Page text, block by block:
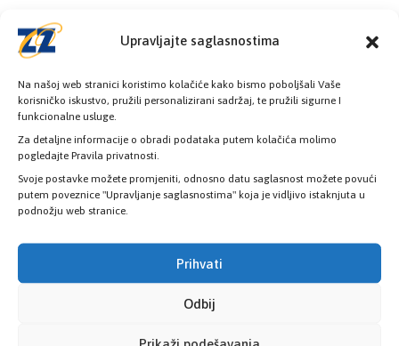
Upravljajte saglasnostima
Na našoj web stranici koristimo kolačiće kako bismo poboljšali Vaše
korisničko iskustvo, pružili personalizirani sadržaj, te pružili sigurne I
funkcionalne usluge.
Za detaljne informacije o obradi podataka putem kolačića molimo
pogledajte Pravila privatnosti.
Svoje postavke možete promjeniti, odnosno datu saglasnost možete povući
putem poveznice "Upravljanje saglasnostima" koja je vidljivo istaknjuta u
podnožju web stranice.
Prihvati
Odbij
Prikaži podešavanja
Provjerite status vaše elektronske
zdravstvene kartice
PROVJERITE STATUS